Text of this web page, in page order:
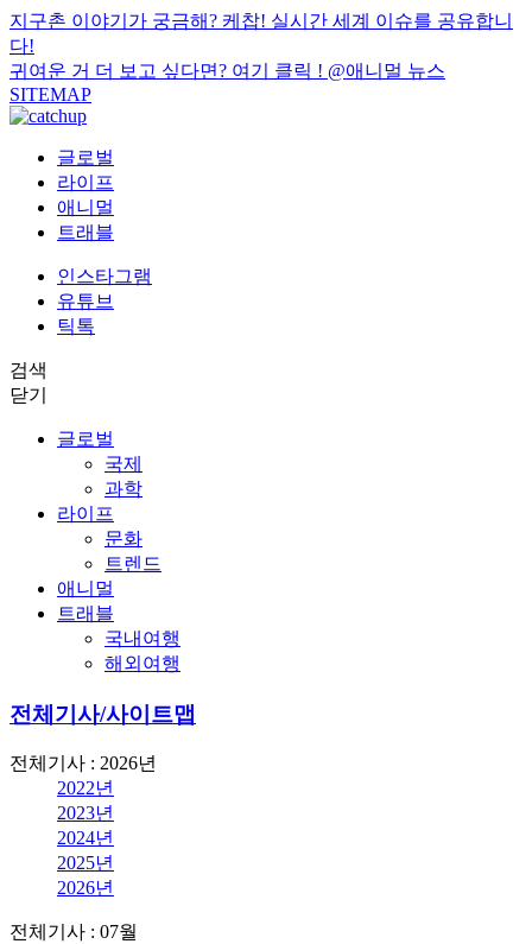
지구촌 이야기가 궁금해? 케찹! 실시간 세계 이슈를 공유합니
다!
귀여운 거 더 보고 싶다면? 여기 클릭 ! @애니멀 뉴스
SITEMAP
글로벌
라이프
애니멀
트래블
인스타그램
유튜브
틱톡
검색
닫기
글로벌
국제
과학
라이프
문화
트렌드
애니멀
트래블
국내여행
해외여행
전체기사/사이트맵
전체기사 : 2026년
2022년
2023년
2024년
2025년
2026년
전체기사 : 07월